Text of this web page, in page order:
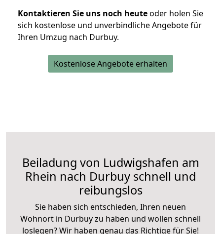
Kontaktieren Sie uns noch heuteoder holen Sie
sich kostenlose und unverbindliche Angebote für
Ihren Umzug nach Durbuy.
Kostenlose Angebote erhalten
Beiladung von Ludwigshafen am
Rhein nach Durbuy schnell und
reibungslos
Sie haben sich entschieden, Ihren neuen
Wohnort in Durbuy zu haben und wollen schnell
loslegen? Wir haben genau das Richtige für Sie!